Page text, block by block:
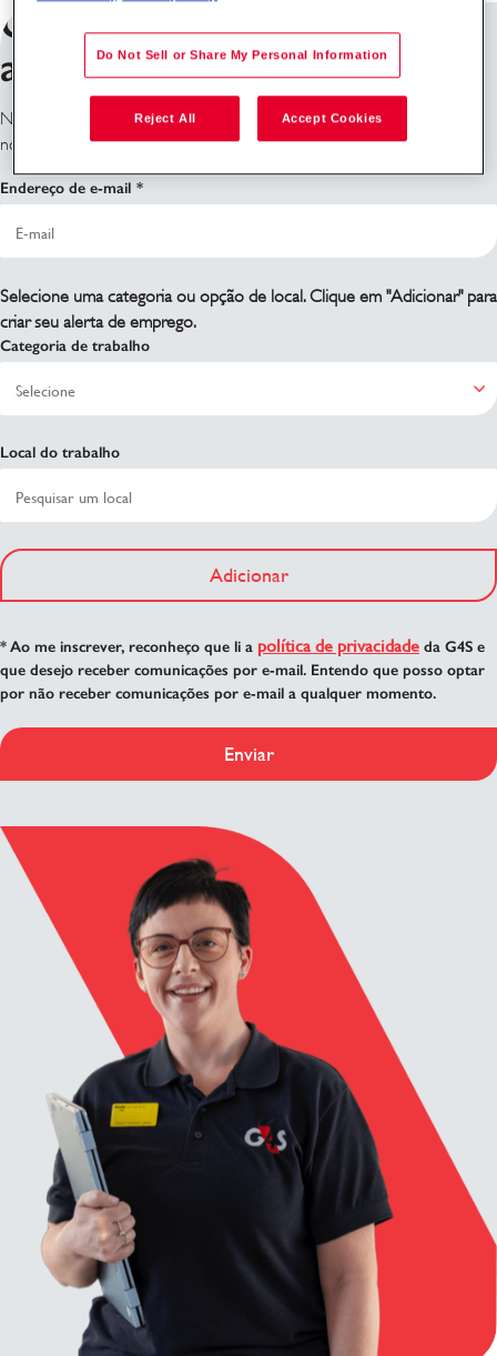
Cadastre-se para receber
alertas de emprego
Não encontrou o que está procurando? Inscreva-se e nós o
notificaremos quando houver vagas disponíveis.
Endereço de e-mail
Selecione uma categoria ou opção de local. Clique em "Adicionar" para
criar seu alerta de emprego.
Categoria de trabalho
Local do trabalho
Adicionar
* Ao me inscrever, reconheço que li a política de privacidade da G4S e
que desejo receber comunicações por e-mail. Entendo que posso optar
por não receber comunicações por e-mail a qualquer momento.
Enviar
Do Not Sell or Share My Personal Information
Reject All Accept Cookies